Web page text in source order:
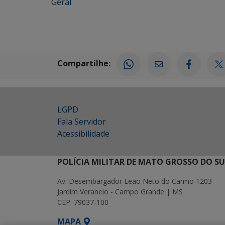
Compartilhe:
LGPD
Fala Servidor
Acessibilidade
POLÍCIA MILITAR DE MATO GROSSO DO
Av. Desembargador Leão Neto do Carmo 1203
Jardim Veraneio - Campo Grande | MS
CEP: 79037-100
MAPA